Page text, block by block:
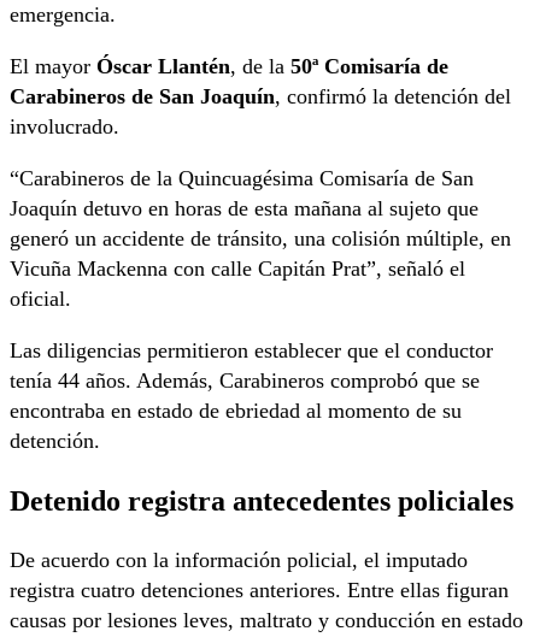
emergencia.
El mayor Óscar Llantén, de la 50ª Comisaría de
Carabineros de San Joaquín, confirmó la detención del
involucrado.
“Carabineros de la Quincuagésima Comisaría de San
Joaquín detuvo en horas de esta mañana al sujeto que
generó un accidente de tránsito, una colisión múltiple, en
Vicuña Mackenna con calle Capitán Prat”, señaló el
oficial.
Las diligencias permitieron establecer que el conductor
tenía 44 años. Además, Carabineros comprobó que se
encontraba en estado de ebriedad al momento de su
detención.
Detenido registra antecedentes policiales
De acuerdo con la información policial, el imputado
registra cuatro detenciones anteriores. Entre ellas figuran
causas por lesiones leves, maltrato y conducción en estado